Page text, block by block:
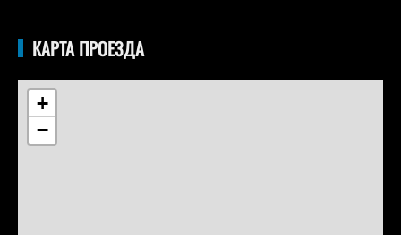
КАРТА ПРОЕЗДА
+
−